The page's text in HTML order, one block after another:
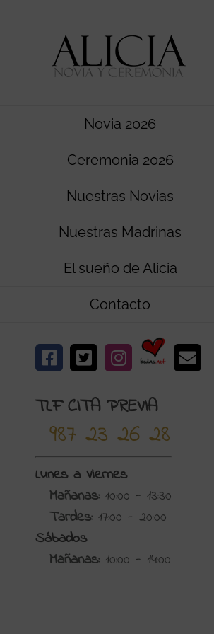
Novia 2026
Ceremonia 2026
Nuestras Novias
Nuestras Madrinas
El sueño de Alicia
Contacto
Facebook
X Instagram
Bodas.net
TLF CITA PREVIA
987 23 26 28
Lunes a Viernes
Mañanas: 10:00 - 13:30
Tardes: 17:00 - 20:00
Sábados
Mañanas: 10:00 - 14:00